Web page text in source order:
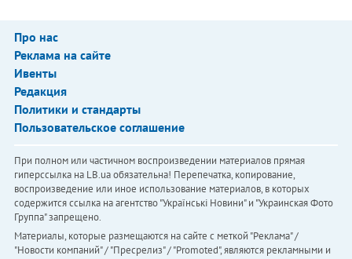
Про нас
Реклама на сайте
Ивенты
Редакция
Политики и стандарты
Пользовательское соглашение
При полном или частичном воспроизведении материалов прямая
гиперссылка на LB.ua обязательна! Перепечатка, копирование,
воспроизведение или иное использование материалов, в которых
содержится ссылка на агентство "Українськi Новини" и "Украинская Фото
Группа" запрещено.
Материалы, которые размещаются на сайте с меткой "Реклама" /
"Новости компаний" / "Пресрелиз" / "Promoted", являются рекламными и